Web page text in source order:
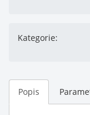
Kategorie:
Popis